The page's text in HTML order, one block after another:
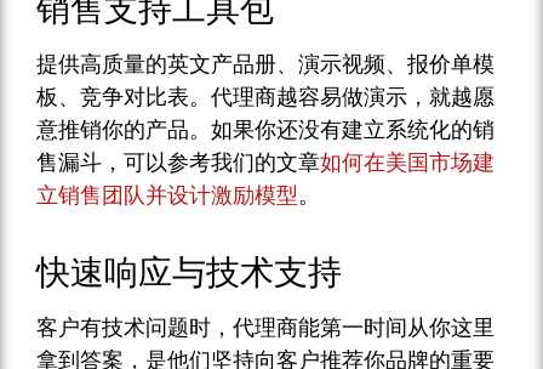
提供高质量的英文产品册、演示视频、报价单模
板、竞争对比表。代理商越容易做演示，就越愿
意推销你的产品。如果你还没有建立系统化的销
售漏斗，可以参考我们的文章如何在美国市场建
立销售团队并设计激励模型。
快速响应与技术支持
客户有技术问题时，代理商能第一时间从你这里
拿到答案，是他们坚持向客户推荐你品牌的重要